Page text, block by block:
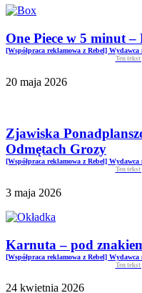
One Piece w 5 minut
[Współpraca reklamowa z Rebel]
Ten tekst
20 maja 2026
Zjawiska
Odmętach Grozy
[Współpraca reklamowa z Rebel]
Ten tekst
3 maja 2026
Karnuta – pod
[Współpraca reklamowa z Rebel]
Ten tekst
24 kwietnia 2026